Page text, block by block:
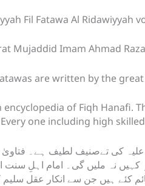
y
Li
n
k
a
d
s
gl
e
Tr
a
n
sl
e
er g
er
p
h
Fil Fatawa Al Ridawiyyah
Mujaddid Imam Ahmad
are written by the
encyclopedia of Fiqh Hanafi.
one including high
کی تےصنیف لطیف ہے۔ فتاویٰ
کہیں نہ ملیں گی۔ امام اہلِ
کئے ہیں جن سے انکار عقل